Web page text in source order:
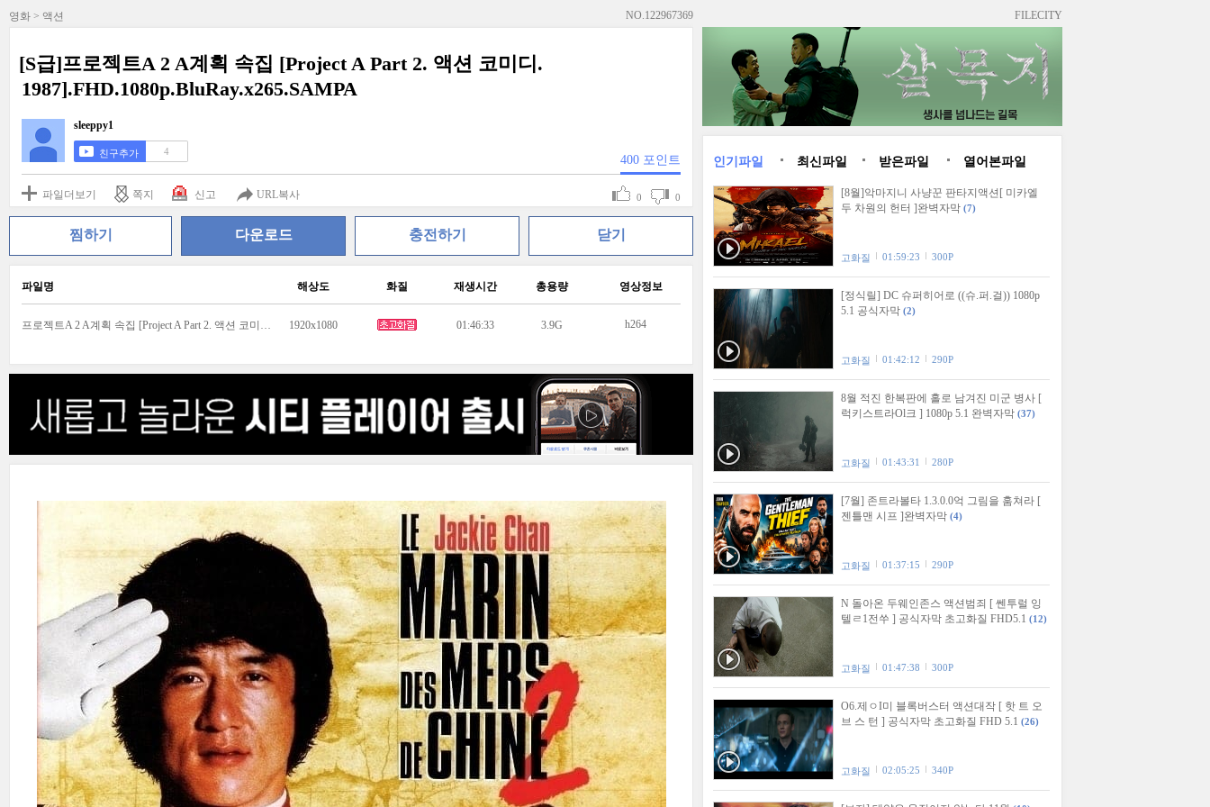
영화 > 액션 NO.122967369
[S급]프로젝트A 2 A계획 속집 [Project A Part 2. 액션 코미디.
1987].FHD.1080p.BluRay.x265.SAMPA
sleeppy1
친구추가 4
400 포인트
파일더보기 쪽지 신고 URL복사 0 0
찜하기 다운로드 충전하기 닫기
파일명 해상도 화질 재생시간 총용량 영상정보
프로젝트A 2 A계획 속집 [Project A Part 2. 액션 코미디. 1987].FHD.1080p.BluRay.x265.SAMPA.mp4 1920x1080 01:46:33 3.9G h264
FILECITY
인기파일 최신파일 받은파일 열어본파일
[8월]악마지니 사냥꾼 판타지액션[ 미카엘
두 차원의 헌터 ]완벽자막 (7)
고화질 01:59:23 300P
[정식릴] DC 슈퍼히어로 ((슈.퍼.걸)) 1080p
5.1 공식자막 (2)
고화질 01:42:12 290P
8월 적진 한복판에 홀로 남겨진 미군 병사 [
럭키스트라Ol크 ] 1080p 5.1 완벽자막 (37)
고화질 01:43:31 280P
[7월] 존트라볼타 1.3.0.0억 그림을 훔쳐라 [
젠틀맨 시프 ]완벽자막 (4)
고화질 01:37:15 290P
N 돌아온 두웨인존스 액션범죄 [ 쎈투럴 잉
텔ㄹ1전쑤 ] 공식자막 초고화질 FHD5.1 (12)
고화질 01:47:38 300P
O6.제ㅇI미 블록버스터 액션대작 [ 핫 트 오
브 스 턴 ] 공식자막 초고화질 FHD 5.1 (26)
고화질 02:05:25 340P